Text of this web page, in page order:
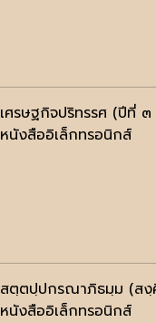
เศรษฐกิจปริทรรศ (ปีที่
หนังสืออิเล็กทรอนิกส์
สตฺตปฺปกรณาภิธมฺม (ส
หนังสืออิเล็กทรอนิกส์